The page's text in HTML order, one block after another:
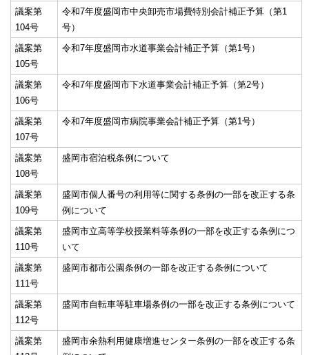
議案第
104号
令和7年度盛岡市中央卸売市場費特別会計補正予算（第1
号）
議案第
105号
令和7年度盛岡市水道事業会計補正予算（第1号）
議案第
106号
令和7年度盛岡市下水道事業会計補正予算（第2号）
議案第
107号
令和7年度盛岡市病院事業会計補正予算（第1号）
議案第
108号
盛岡市宿泊税条例について
議案第
109号
盛岡市個人番号の利用等に関する条例の一部を改正する条
例について
議案第
110号
盛岡市立高等学校授業料等条例の一部を改正する条例につ
いて
議案第
111号
盛岡市都市公園条例の一部を改正する条例について
議案第
112号
盛岡市自転車等駐車場条例の一部を改正する条例について
議案第
盛岡市余熱利用健康増進センター条例の一部を改正する条